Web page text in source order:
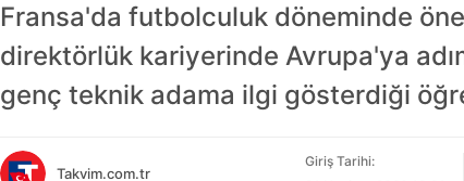
Fransa'da futbolculuk döneminde
direktörlük kariyerinde Avrupa'ya
genç teknik adama ilgi gösterdiği
Takvim.com.tr
Giriş Tarihi: